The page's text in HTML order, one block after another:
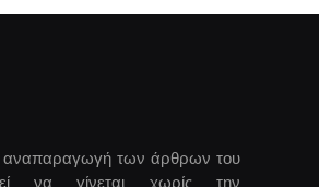
αναπαραγωγή των άρθρων του
να γίνεται χωρίς την